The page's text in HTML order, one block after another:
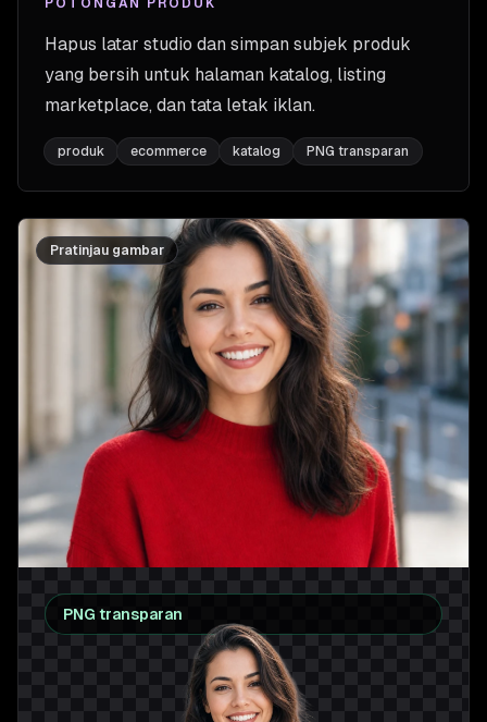
POTONGAN PRODUK
Hapus latar studio dan simpan subjek produk
yang bersih untuk halaman katalog, listing
marketplace, dan tata letak iklan.
produk ecommerce katalog PNG transparan
Pratinjau gambar
PNG transparan